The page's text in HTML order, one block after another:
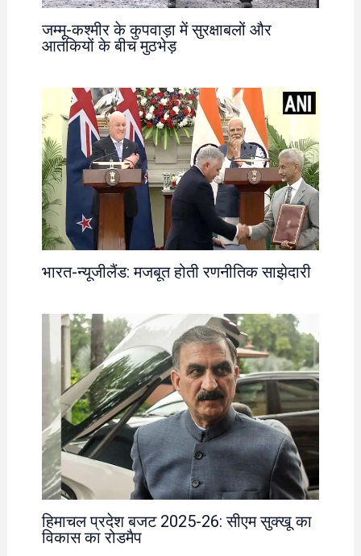
जम्मू-कश्मीर के कुपवाड़ा में सुरक्षाबलों और
आतंकियों के बीच मुठभेड़
भारत-न्यूजीलैंड: मजबूत होती रणनीतिक साझेदारी
हिमाचल प्रदेश बजट 2025-26: सीएम सुक्खू का
विकास का रोडमैप